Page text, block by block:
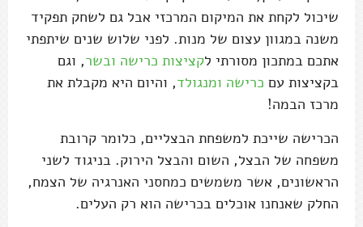
שיכול לקחת את המיקום המרכזי אבל גם לשחק תפקיד
משנה במגוון עצום של מנות. לפני שלוש שנים שיתפתי
אתכם במתכון מסורתי לקציצות כרישה ובשר, וגם
בקציצות עם כרישה ומנגולד, והיום היא מקבלת את
מרכז הבמה!
הכרישה שייכת למשפחת הבצליים, כלומר קרובת
משפחה של הבצל, השום והבצל הירוק. בניגוד לשני
הראשונים, אשר משמשים כמחסני האנרגיה של הצמח,
החלק שאנחנו אוכלים בכרישה הוא רק העלים.